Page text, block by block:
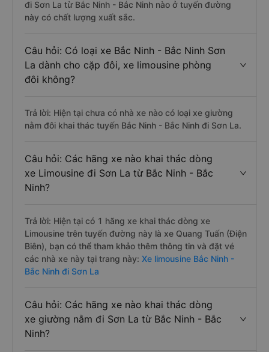
đi Sơn La từ Bắc Ninh - Bắc Ninh nào ở tuyến đường
này có chất lượng xuất sắc.
Câu hỏi: Có loại xe Bắc Ninh - Bắc Ninh Sơn
La dành cho cặp đôi, xe limousine phòng
đôi không?
Trả lời: Hiện tại chưa có nhà xe nào có loại xe giường
nằm đôi khai thác tuyến Bắc Ninh - Bắc Ninh đi Sơn La.
Câu hỏi: Các hãng xe nào khai thác dòng
xe Limousine đi Sơn La từ Bắc Ninh - Bắc
Ninh?
Trả lời: Hiện tại có 1 hãng xe khai thác dòng xe
Limousine trên tuyến đường này là xe Quang Tuấn (Điện
Biên), bạn có thể tham khảo thêm thông tin và đặt vé
các nhà xe này tại trang này: Xe limousine Bắc Ninh -
Bắc Ninh đi Sơn La
Câu hỏi: Các hãng xe nào khai thác dòng
xe giường nằm đi Sơn La từ Bắc Ninh - Bắc
Ninh?